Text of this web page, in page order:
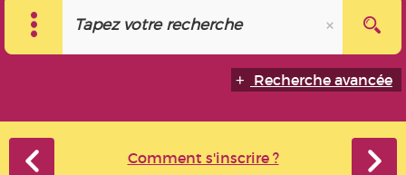
Recherche avancée
Comment s'inscrire ?